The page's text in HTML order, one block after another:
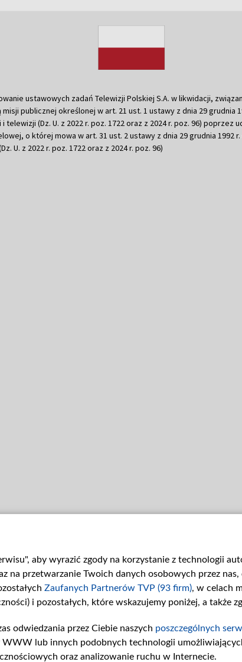
ustawowych zadań Telewizji Polskiej S.A. w likwidacji,
misji publicznej określonej w art. 21 ust. 1 ustawy z dnia 29 grudnia
telewizji (Dz. U. z 2022 r. poz. 1722 oraz z 2024 r. poz. 96) poprzez
o której mowa w art. 31 ust. 2 ustawy z dnia 29 grudnia 1992
U. z 2022 r. poz. 1722 oraz z 2024 r. poz. 96)
aby wyrazić zgody na korzystanie z technologii
na przetwarzanie Twoich danych osobowych przez
Zaufanych Partnerów TVP (93 firm), w celach
i pozostałych, które wskazujemy poniżej, a także
odwiedzania przez Ciebie naszych poszczególnych
lub innych podobnych technologii
oraz analizowanie ruchu w Internecie.